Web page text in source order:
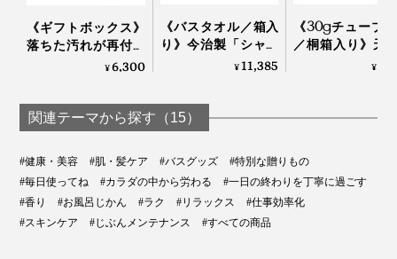
《ギフトボックス》
落ちた汚れが再付着
しない、綿もカシミ
¥6,300
《バスタオル／箱入
り》今治製「シャト
ル織機」でゆっくり
¥11,385
《30gチューブ
／桐箱入り》天
分97.1%、フッ素
の「木曽檜歯磨
¥
関連テーマから探す（15）
#健康・美容 #肌・髪ケア #バスグッズ
#特別な贈りもの
#毎日使ってね
#カラダの中から労わる
#一日の終わりを丁寧に過ごす
#香り
#お風呂じかん #ラク #リラックス
#仕事効率化
#スキンケア
#じぶんメンテナンス #すべての商品